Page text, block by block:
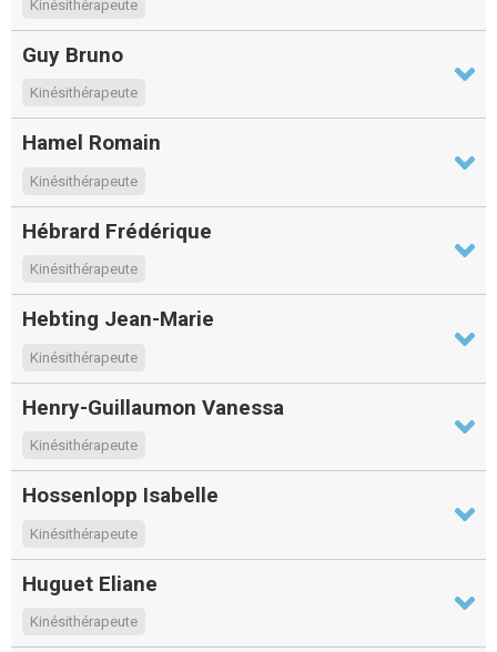
Kinésithérapeute
Guy Bruno
Kinésithérapeute
Hamel Romain
Kinésithérapeute
Hébrard Frédérique
Kinésithérapeute
Hebting Jean-Marie
Kinésithérapeute
Henry-Guillaumon Vanessa
Kinésithérapeute
Hossenlopp Isabelle
Kinésithérapeute
Huguet Eliane
Kinésithérapeute